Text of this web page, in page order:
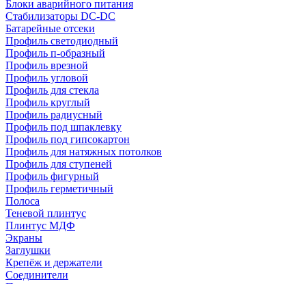
Блоки аварийного питания
Стабилизаторы DC-DC
Батарейные отсеки
Профиль светодиодный
Профиль п-образный
Профиль врезной
Профиль угловой
Профиль для стекла
Профиль круглый
Профиль радиусный
Профиль под шпаклевку
Профиль под гипсокартон
Профиль для натяжных потолков
Профиль для ступеней
Профиль фигурный
Профиль герметичный
Полоса
Теневой плинтус
Плинтус МДФ
Экраны
Заглушки
Крепёж и держатели
Соединители